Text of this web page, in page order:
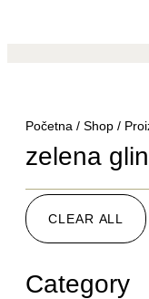
Početna / Shop /
zelena
CLEAR ALL
Category